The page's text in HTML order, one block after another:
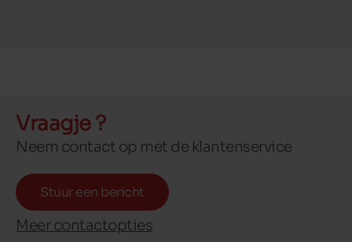
Vraagje ?
Neem contact op met de klantenservice
Stuur een bericht
Meer contactopties